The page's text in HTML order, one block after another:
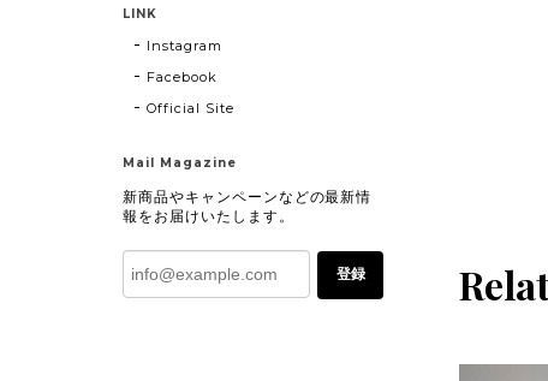
LINK
Instagram
Facebook
Official Site
Mail Magazine
新商品やキャンペーンなどの最新情
報をお届けいたします。
登録